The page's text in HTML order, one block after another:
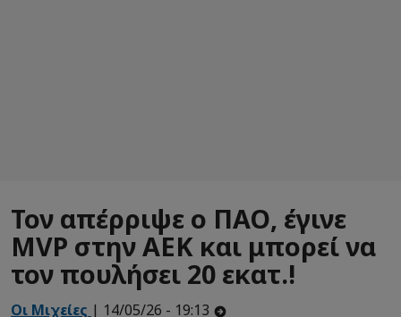
Τον απέρριψε ο ΠΑΟ, έγινε
MVP στην ΑΕΚ και μπορεί να
τον πουλήσει 20 εκατ.!
Οι Μιχείες | 14/05/26 - 19:13